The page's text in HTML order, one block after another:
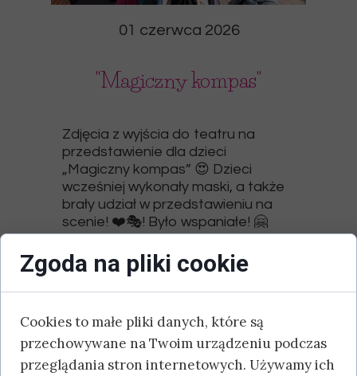
01 czerwca 2026
"Magiczny kompas"
Zdjęcia z wyjścia do teatru na
przedstawienie dla dzieci
„Magiczny kompas” 😍 Dzieci
wcześniej wykonały maski, a także
brały udział w przedstawieniu na
scenie! ❤️🎭! Było wspaniałe! 🤗
Zgoda na pliki cookie
Cookies to małe pliki danych, które są
przechowywane na Twoim urządzeniu podczas
przeglądania stron internetowych. Używamy ich